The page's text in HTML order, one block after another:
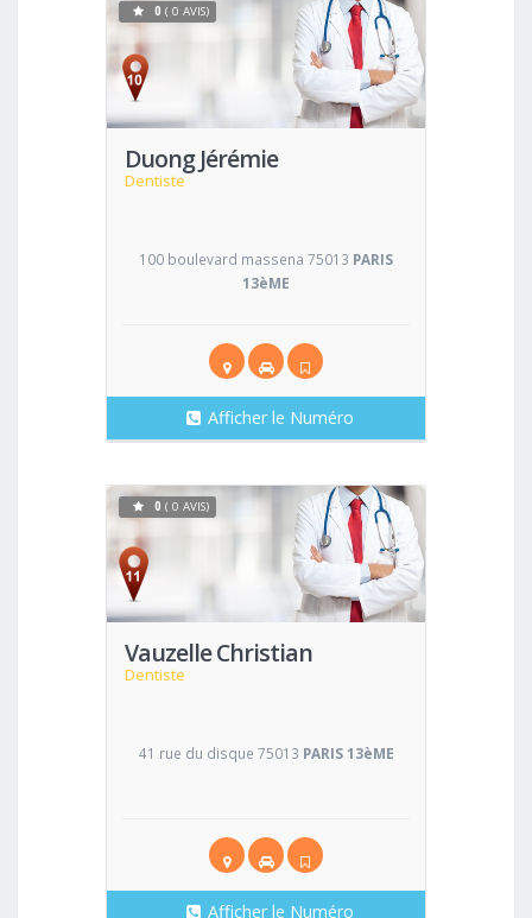
Duong Jérémie
Dentiste
Voir
0 ( 0 AVIS)
100 boulevard massena 75013 PARIS
13èME
Afficher le Numéro
Vauzelle Christian
Dentiste
Voir
0 ( 0 AVIS)
41 rue du disque 75013 PARIS 13èME
Afficher le Numéro